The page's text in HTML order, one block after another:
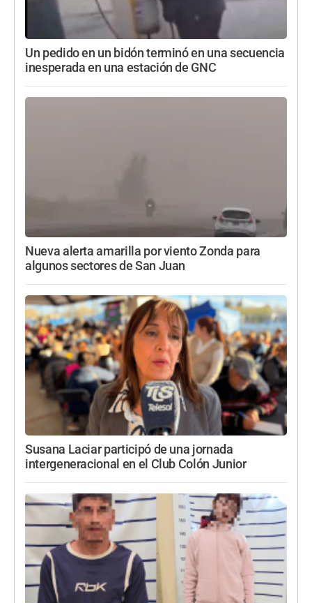
Un pedido en un bidón terminó en una secuencia
inesperada en una estación de GNC
Nueva alerta amarilla por viento Zonda para
algunos sectores de San Juan
Susana Laciar participó de una jornada
intergeneracional en el Club Colón Junior